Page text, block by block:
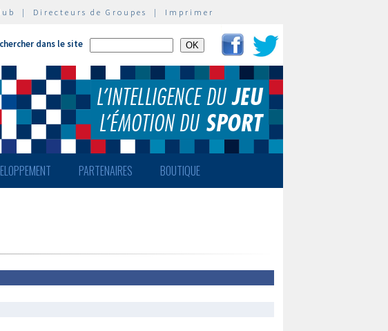
| Directeurs de Groupes | Imprimer
dans le site
PARTENAIRES BOUTIQUE